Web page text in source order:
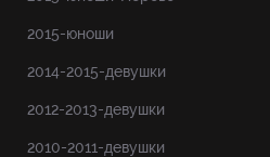
2015-юноши
2014-2015-девушки
2012-2013-девушки
2010-2011-девушки